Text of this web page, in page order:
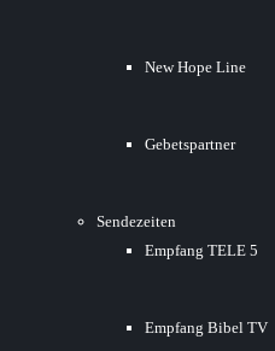
New Hope Line
Gebetspartner
Sendezeiten
Empfang TELE 5
Empfang Bibel TV